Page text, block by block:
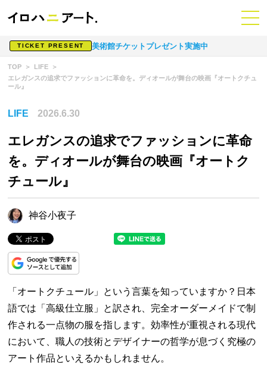
TICKET PRESENT 美術館チケットプレゼント実施中
TOP
LIFE
エレガンスの追求でファッションに革命を。ディオールが舞台の映画『オートクチュ
ール』
LIFE 2026.6.30
エレガンスの追求でファッションに革命
を。ディオールが舞台の映画『オートク
チュール』
神谷小夜子
「オートクチュール」という言葉を知っていますか？日本
語では「高級仕立服」と訳され、完全オーダーメイドで制
作される一点物の服を指します。効率性が重視される現代
において、職人の技術とデザイナーの哲学が息づく究極の
アート作品といえるかもしれません。